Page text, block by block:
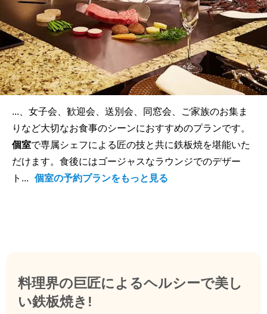
...、女子会、歓迎会、送別会、同窓会、ご家族のお集ま
りなど大切なお食事のシーンにおすすめのプランです。
個室で専属シェフによる匠の技と共に鉄板焼を堪能いた
だけます。食後にはゴージャスなラウンジでのデザー
ト...
個室の予約プランをもっと見る
料理界の巨匠によるヘルシーで美し
い鉄板焼き!